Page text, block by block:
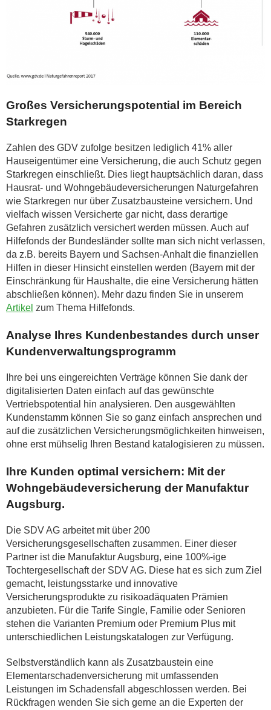
Großes Versicherungspotential im Bereich
Starkregen
Zahlen des GDV zufolge besitzen lediglich 41% aller
Hauseigentümer eine Versicherung, die auch Schutz gegen
Starkregen einschließt. Dies liegt hauptsächlich daran, dass
Hausrat- und Wohngebäudeversicherungen Naturgefahren
wie Starkregen nur über Zusatzbausteine versichern. Und
vielfach wissen Versicherte gar nicht, dass derartige
Gefahren zusätzlich versichert werden müssen. Auch auf
Hilfefonds der Bundesländer sollte man sich nicht verlassen,
da z.B. bereits Bayern und Sachsen-Anhalt die finanziellen
Hilfen in dieser Hinsicht einstellen werden (Bayern mit der
Einschränkung für Haushalte, die eine Versicherung hätten
abschließen können). Mehr dazu finden Sie in unserem
Artikel zum Thema Hilfefonds.
Analyse Ihres Kundenbestandes durch unser
Kundenverwaltungsprogramm
Ihre bei uns eingereichten Verträge können Sie dank der
digitalisierten Daten einfach auf das gewünschte
Vertriebspotential hin analysieren. Den ausgewählten
Kundenstamm können Sie so ganz einfach ansprechen und
auf die zusätzlichen Versicherungsmöglichkeiten hinweisen,
ohne erst mühselig Ihren Bestand katalogisieren zu müssen.
Ihre Kunden optimal versichern: Mit der
Wohngebäudeversicherung der Manufaktur
Augsburg.
Die SDV AG arbeitet mit über 200
Versicherungsgesellschaften zusammen. Einer dieser
Partner ist die Manufaktur Augsburg, eine 100%-ige
Tochtergesellschaft der SDV AG. Diese hat es sich zum Ziel
gemacht, leistungsstarke und innovative
Versicherungsprodukte zu risikoadäquaten Prämien
anzubieten. Für die Tarife Single, Familie oder Senioren
stehen die Varianten Premium oder Premium Plus mit
unterschiedlichen Leistungskatalogen zur Verfügung.
Selbstverständlich kann als Zusatzbaustein eine
Elementarschadenversicherung mit umfassenden
Leistungen im Schadensfall abgeschlossen werden. Bei
Rückfragen wenden Sie sich gerne an die Experten der